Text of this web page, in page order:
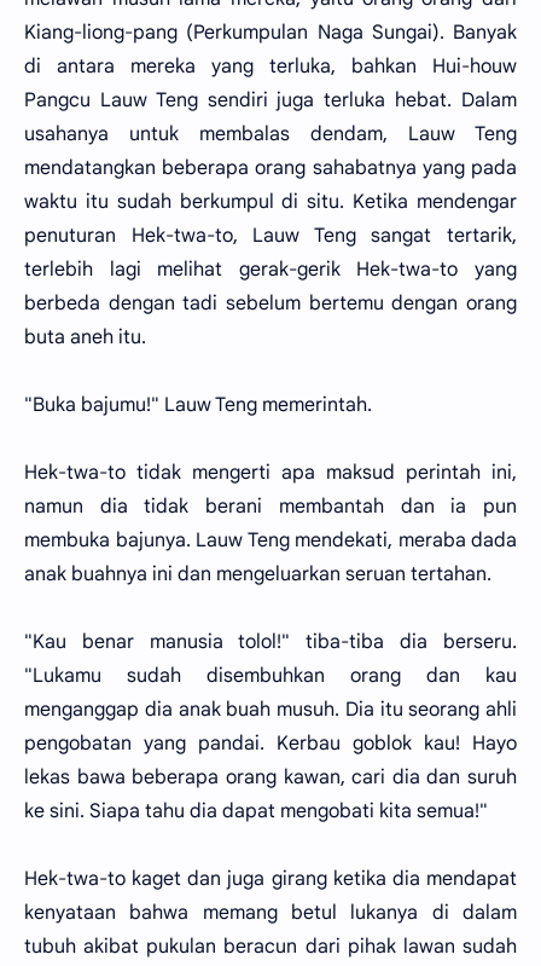
Kiang-liong-pang (Perkumpulan Naga Sungai). Banyak
di antara mereka yang terluka, bahkan Hui-houw
Pangcu Lauw Teng sendiri juga terluka hebat. Dalam
usahanya untuk membalas dendam, Lauw Teng
mendatangkan beberapa orang sahabatnya yang pada
waktu itu sudah berkumpul di situ. Ketika mendengar
penuturan Hek-twa-to, Lauw Teng sangat tertarik,
terlebih lagi melihat gerak-gerik Hek-twa-to yang
berbeda dengan tadi sebelum bertemu dengan orang
buta aneh itu.
"Buka bajumu!" Lauw Teng memerintah.
Hek-twa-to tidak mengerti apa maksud perintah ini,
namun dia tidak berani membantah dan ia pun
membuka bajunya. Lauw Teng mendekati, meraba dada
anak buahnya ini dan mengeluarkan seruan tertahan.
"Kau benar manusia tolol!" tiba-tiba dia berseru.
"Lukamu sudah disembuhkan orang dan kau
menganggap dia anak buah musuh. Dia itu seorang ahli
pengobatan yang pandai. Kerbau goblok kau! Hayo
lekas bawa beberapa orang kawan, cari dia dan suruh
ke sini. Siapa tahu dia dapat mengobati kita semua!"
Hek-twa-to kaget dan juga girang ketika dia mendapat
kenyataan bahwa memang betul lukanya di dalam
tubuh akibat pukulan beracun dari pihak lawan sudah